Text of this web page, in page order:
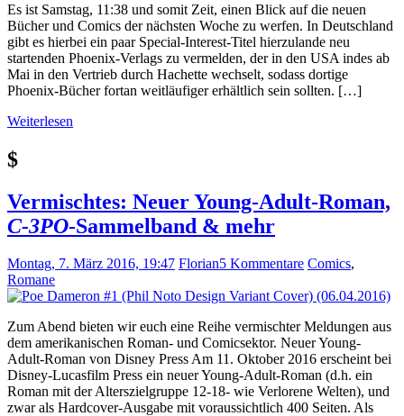
Es ist Samstag, 11:38 und somit Zeit, einen Blick auf die neuen
Bücher und Comics der nächsten Woche zu werfen. In Deutschland
gibt es hierbei ein paar Special-Interest-Titel hierzulande neu
startenden Phoenix-Verlags zu vermelden, der in den USA indes ab
Mai in den Vertrieb durch Hachette wechselt, sodass dortige
Phoenix-Bücher fortan weitläufiger erhältlich sein sollten. […]
Weiterlesen
$
Vermischtes: Neuer Young-Adult-Roman,
C-3PO-Sammelband & mehr
Montag, 7. März 2016, 19:47 Florian5 Kommentare Comics,
Romane
Zum Abend bieten wir euch eine Reihe vermischter Meldungen aus
dem amerikanischen Roman- und Comicsektor. Neuer Young-
Adult-Roman von Disney Press Am 11. Oktober 2016 erscheint bei
Disney-Lucasfilm Press ein neuer Young-Adult-Roman (d.h. ein
Roman mit der Alterszielgruppe 12-18- wie Verlorene Welten), und
zwar als Hardcover-Ausgabe mit voraussichtlich 400 Seiten. Als